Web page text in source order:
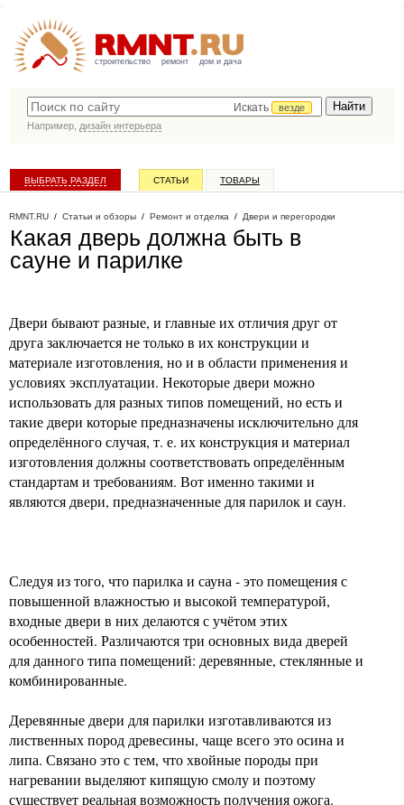
строительство ремонт дом и дача
Искать
везде
Например, дизайн интерьера
ВЫБРАТЬ РАЗДЕЛ СТАТЬИ ТОВАРЫ
RMNT.RU / Статьи и обзоры / Ремонт и отделка / Двери и перегородки
Какая дверь должна быть в
сауне и парилке
Двери бывают разные, и главные их отличия друг от
друга заключается не только в их конструкции и
материале изготовления, но и в области применения и
условиях эксплуатации. Некоторые двери можно
использовать для разных типов помещений, но есть и
такие двери которые предназначены исключительно для
определённого случая, т. е. их конструкция и материал
изготовления должны соответствовать определённым
стандартам и требованиям. Вот именно такими и
являются двери, предназначенные для парилок и саун.
Следуя из того, что парилка и сауна - это помещения с
повышенной влажностью и высокой температурой,
входные двери в них делаются с учётом этих
особенностей. Различаются три основных вида дверей
для данного типа помещений: деревянные, стеклянные и
комбинированные.
Деревянные двери для парилки изготавливаются из
лиственных пород древесины, чаще всего это осина и
липа. Связано это с тем, что хвойные породы при
нагревании выделяют кипящую смолу и поэтому
существует реальная возможность получения ожога.